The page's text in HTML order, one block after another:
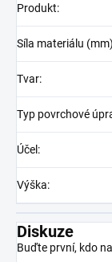
Produkt:
Síla materiálu (mm)
Tvar:
Typ povrchové
Účel :
Výška:
Diskuze
Buďte první, kdo